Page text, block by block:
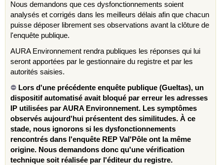
Nous demandons que ces dysfonctionnements soient
analysés et corrigés dans les meilleurs délais afin que chacun
puisse déposer librement ses observations avant la clôture de
l'enquête publique.
AURA Environnement rendra publiques les réponses qui lui
seront apportées par le gestionnaire du registre et par les
autorités saisies.
⛔ Lors d'une précédente enquête publique (Gueltas), un
dispositif automatisé avait bloqué par erreur les adresses
IP utilisées par AURA Environnement. Les symptômes
observés aujourd'hui présentent des similitudes. À ce
stade, nous ignorons si les dysfonctionnements
rencontrés dans l'enquête REP Val'Pôle ont la même
origine. Nous demandons donc qu'une vérification
technique soit réalisée par l'éditeur du registre.